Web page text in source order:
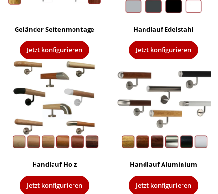
Geländer Seitenmontage
Jetzt konfigurieren
Handlauf Edelstahl
Jetzt konfigurieren
Handlauf Holz
Jetzt konfigurieren
Handlauf Aluminium
Jetzt konfigurieren